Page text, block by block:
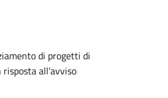
di progetti di
all’avviso